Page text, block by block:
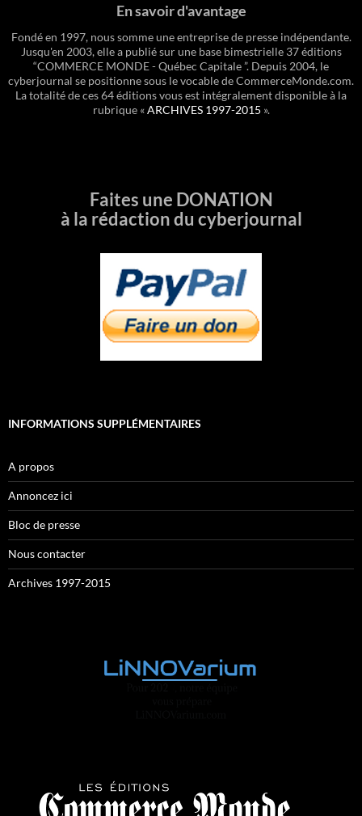
En savoir d'avantage
Fondé en 1997, nous somme une entreprise de presse indépendante.
Jusqu'en 2003, elle a publié sur une base bimestrielle 37 éditions
“COMMERCE MONDE - Québec Capitale ”. Depuis 2004, le
cyberjournal se positionne sous le vocable de CommerceMonde.com.
La totalité de ces 64 éditions vous est intégralement disponible à la
rubrique «ARCHIVES 1997-2015 ».
Faites une DONATION
à la rédaction du cyberjournal
INFORMATIONS SUPPLÉMENTAIRES
A propos
Annoncez ici
Bloc de presse
Nous contacter
Archives 1997-2015